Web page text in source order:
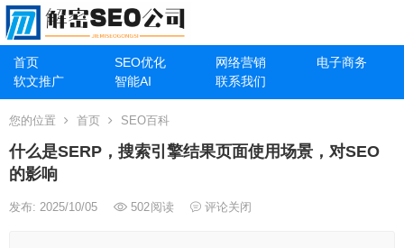
首页 SEO优化 网络营销
电子商务
软文推广
智能AI 联系我们
您的位置 首页 SEO百科
什么是SERP，搜索引擎结果页面使用场景，对SEO
的影响
发布: 2025/10/05 502阅读 评论关闭